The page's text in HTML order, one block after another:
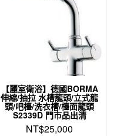
【麗室衛浴】德國BORMA
伸縮/抽拉 水槽龍頭/立式龍
頭/吧檯/洗衣槽/檯面龍頭
S2339D 門市品出清
NT$25,000